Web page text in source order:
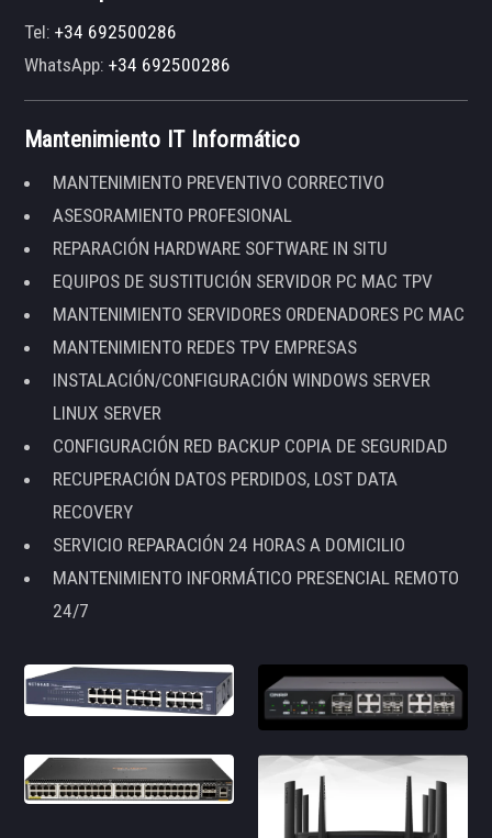
Tel:+34 692500286
WhatsApp:+34 692500286
Mantenimiento IT Informático
MANTENIMIENTO PREVENTIVO CORRECTIVO
ASESORAMIENTO PROFESIONAL
REPARACIÓN HARDWARE SOFTWARE IN SITU
EQUIPOS DE SUSTITUCIÓN SERVIDOR PC MAC TPV
MANTENIMIENTO SERVIDORES ORDENADORES PC MAC
MANTENIMIENTO REDES TPV EMPRESAS
INSTALACIÓN/CONFIGURACIÓN WINDOWS SERVER
LINUX SERVER
CONFIGURACIÓN RED BACKUP COPIA DE SEGURIDAD
RECUPERACIÓN DATOS PERDIDOS, LOST DATA
RECOVERY
SERVICIO REPARACIÓN 24 HORAS A DOMICILIO
MANTENIMIENTO INFORMÁTICO PRESENCIAL REMOTO
24/7